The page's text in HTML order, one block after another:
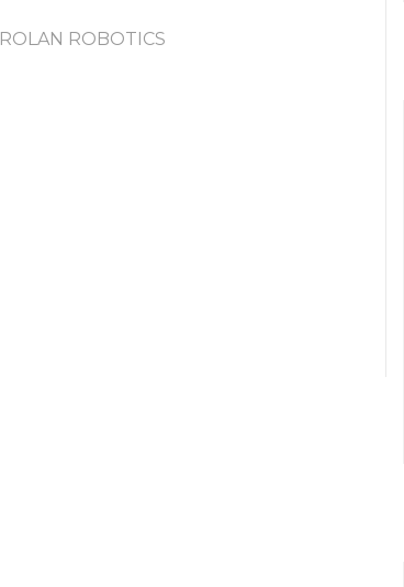
ROLAN ROBOTICS